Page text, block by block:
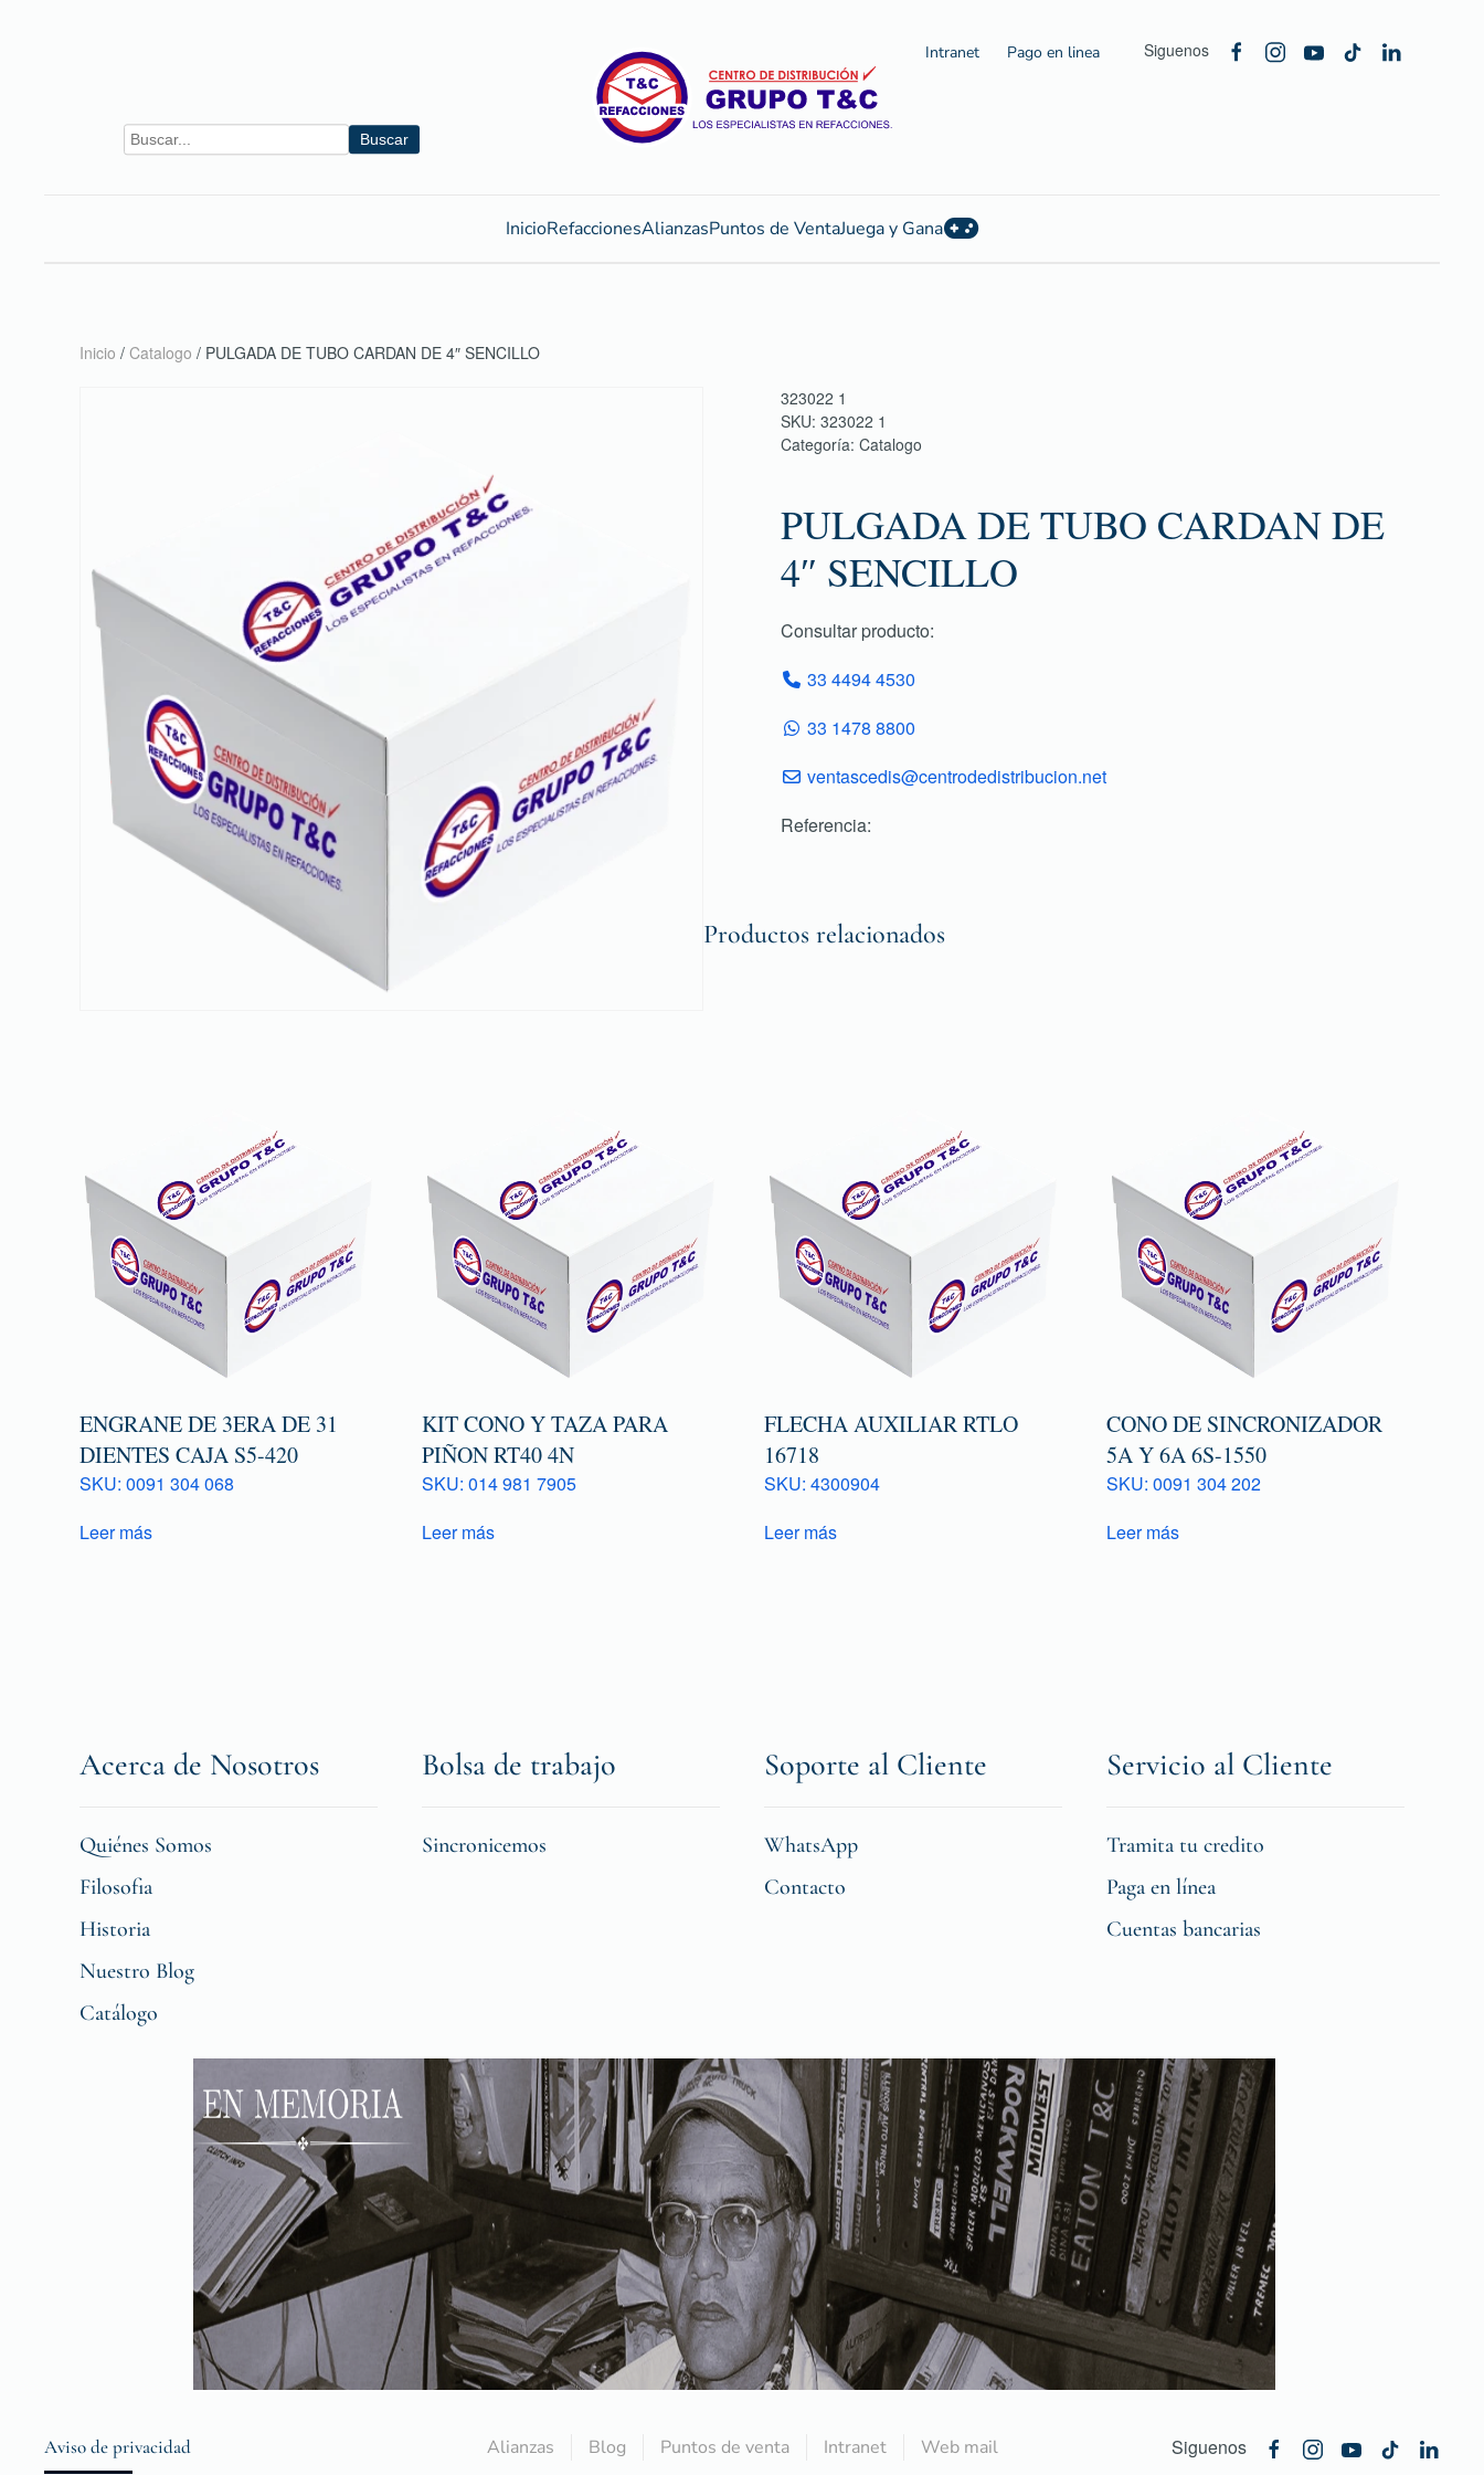
Buscar
Intranet Pago en linea Siguenos
InicioRefaccionesAlianzasPuntos de VentaJuega y Gana
Inicio / Catalogo / PULGADA DE TUBO CARDAN DE 4″ SENCILLO
323022 1
SKU: 323022 1
Categoría: Catalogo
PULGADA DE TUBO CARDAN DE
4″ SENCILLO
Consultar producto:
33 4494 4530
33 1478 8800
ventascedis@centrodedistribucion.net
Referencia:
Productos relacionados
ENGRANE DE 3ERA DE 31
DIENTES CAJA S5-420
SKU: 0091 304 068
Leer más
KIT CONO Y TAZA PARA
PIÑON RT40 4N
SKU: 014 981 7905
Leer más
FLECHA AUXILIAR RTLO
16718
SKU: 4300904
Leer más
CONO DE SINCRONIZADOR
5A Y 6A 6S-1550
SKU: 0091 304 202
Leer más
Acerca de Nosotros
Quiénes Somos
Filosofia
Historia
Nuestro Blog
Catálogo
Bolsa de trabajo
Sincronicemos
Soporte al Cliente
WhatsApp
Contacto
Servicio al Cliente
Tramita tu credito
Paga en línea
Cuentas bancarias
Aviso de privacidad Alianzas Blog Puntos de venta Intranet Web mail Siguenos